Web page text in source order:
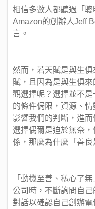
相信多數人都聽過「聰
Amazon的創辦人Jeff
言。
然而，若天賦是與生
賦，且因為是與生俱
觀選擇呢？選擇並不
的條件侷限，資源、
影響我們的判斷，進
選擇偶爾是迫於無奈
係，那麼為什麼「善良
「動機至善、私心了
公司時，不斷詢問自
對話以確認自己創辦電